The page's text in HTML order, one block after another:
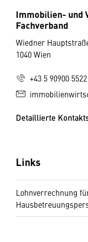
Immobilien- und
Fachverband
Wiedner
1040 Wien
+43 5 90900 5522
Detaillierte
Links
Lohnverrechnung